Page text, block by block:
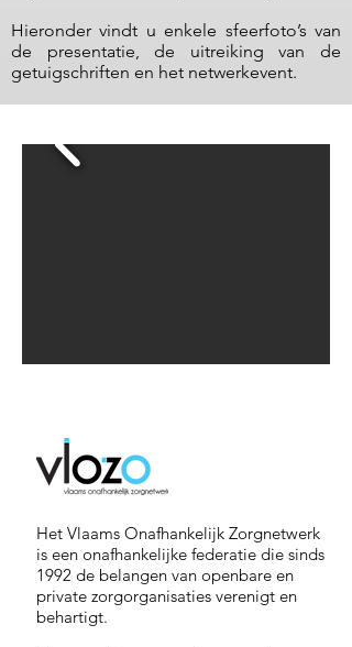
Hieronder vindt u enkele sfeerfoto’s van
de presentatie, de uitreiking van de
getuigschriften en het netwerkevent.
Het Vlaams Onafhankelijk Zorgnetwerk
is een onafhankelijke federatie die sinds
1992 de belangen van openbare en
private zorgorganisaties verenigt en
behartigt.